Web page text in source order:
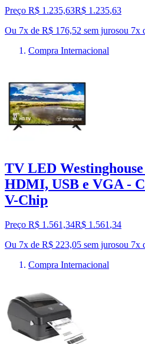
Preço R$ 1.235,63R$ 1.235,63
Ou 7x de R$ 176,52 sem jurosou 7x
Compra Internacional
TV LED
HDMI, USB e VGA -
V-Chip
Preço R$ 1.561,34R$ 1.561,34
Ou 7x de R$ 223,05 sem jurosou 7x
Compra Internacional